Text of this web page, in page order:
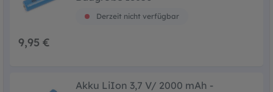
Derzeit nicht verfügbar
9,95 €
Akku LiIon 3,7 V/ 2000 mAh -